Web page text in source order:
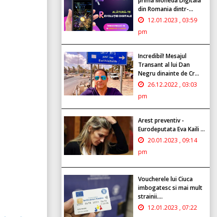
din Romania dintr-...
12.01.2023 , 03:59
pm
Incredibil! Mesajul
Transant al lui Dan
Negru dinainte de Cr...
26.12.2022 , 03:03
pm
Arest preventiv -
Eurodeputata Eva Kaili ...
20.01.2023 , 09:14
pm
Voucherele lui Ciuca
imbogatesc si mai mult
strainii....
12.01.2023 , 07:22